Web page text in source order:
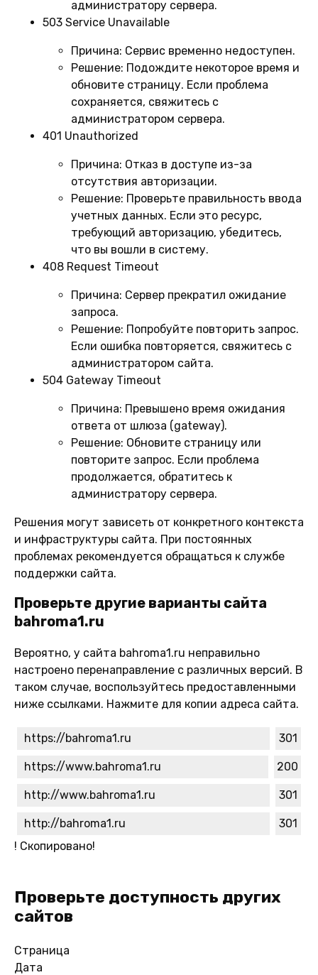
администратору сервера.
503 Service Unavailable
Причина: Сервис временно недоступен.
Решение: Подождите некоторое время и
обновите страницу. Если проблема
сохраняется, свяжитесь с
администратором сервера.
401 Unauthorized
Причина: Отказ в доступе из-за
отсутствия авторизации.
Решение: Проверьте правильность ввода
учетных данных. Если это ресурс,
требующий авторизацию, убедитесь,
что вы вошли в систему.
408 Request Timeout
Причина: Сервер прекратил ожидание
запроса.
Решение: Попробуйте повторить запрос.
Если ошибка повторяется, свяжитесь с
администратором сайта.
504 Gateway Timeout
Причина: Превышено время ожидания
ответа от шлюза (gateway).
Решение: Обновите страницу или
повторите запрос. Если проблема
продолжается, обратитесь к
администратору сервера.
Решения могут зависеть от конкретного контекста
и инфраструктуры сайта. При постоянных
проблемах рекомендуется обращаться к службе
поддержки сайта.
Проверьте другие варианты сайта
bahroma1.ru
Вероятно, у сайта bahroma1.ru неправильно
настроено перенаправление с различных версий. В
таком случае, воспользуйтесь предоставленными
ниже ссылками. Нажмите для копии адреса сайта.
https://bahroma1.ru 301
https://www.bahroma1.ru 200
http://www.bahroma1.ru 301
http://bahroma1.ru
301
! Скопировано!
Проверьте доступность других
сайтов
Страница
Дата